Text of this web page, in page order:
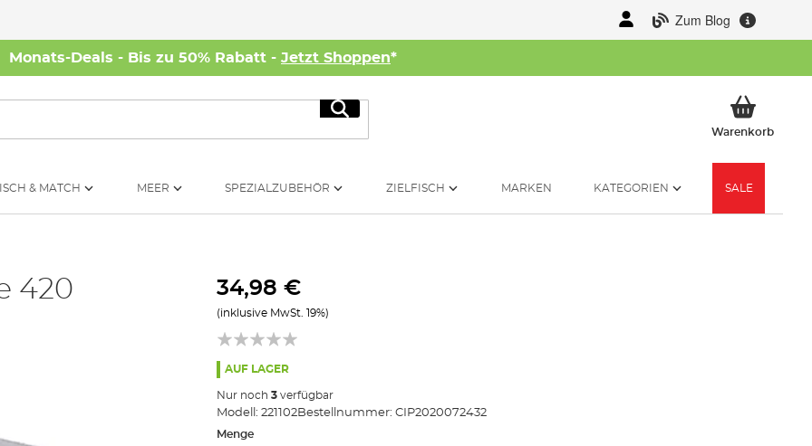
Zum Blog
Monats-Deals - Bis zu 50% Rabatt - Jetzt Shoppen*
Suche
WarenkorbMein
& MATCH MEER SPEZIALZUBEHÖR ZIELFISCH MARKEN KATEGORIEN SALE
420 34,98 €
(inklusive MwSt. 19%)
AUF LAGER
Nur noch 3verfügbar
Modell: 221102Bestellnummer: CIP2020072432
Menge